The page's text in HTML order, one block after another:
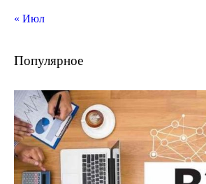
« Июл
Популярное